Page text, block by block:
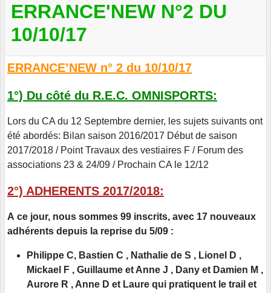
ERRANCE'NEW N°2 DU
10/10/17
ERRANCE’NEW n° 2 du 10/10/17
1°) Du côté du R.E.C. OMNISPORTS:
Lors du CA du 12 Septembre dernier, les sujets suivants ont
été abordés: Bilan saison 2016/2017 Début de saison
2017/2018 / Point Travaux des vestiaires F / Forum des
associations 23 & 24/09 / Prochain CA le 12/12
2°) ADHERENTS 2017/2018:
A ce jour, nous sommes 99 inscrits, avec 17 nouveaux
adhérents depuis la reprise du 5/09 :
Philippe C, Bastien C , Nathalie de S , Lionel D ,
Mickael F , Guillaume et Anne J , Dany et Damien M ,
Aurore R , Anne D et Laure qui pratiquent le trail et